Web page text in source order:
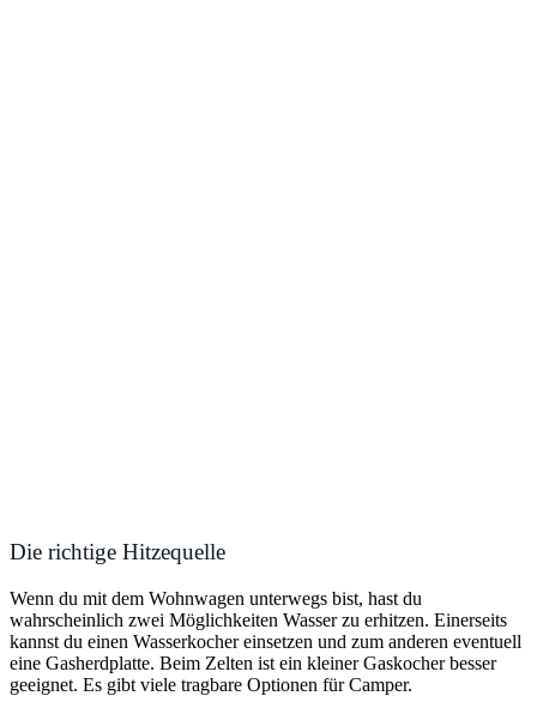
Die richtige Hitzequelle
Wenn du mit dem Wohnwagen unterwegs bist, hast du
wahrscheinlich zwei Möglichkeiten Wasser zu erhitzen. Einerseits
kannst du einen Wasserkocher einsetzen und zum anderen eventuell
eine Gasherdplatte. Beim Zelten ist ein kleiner Gaskocher besser
geeignet. Es gibt viele tragbare Optionen für Camper.